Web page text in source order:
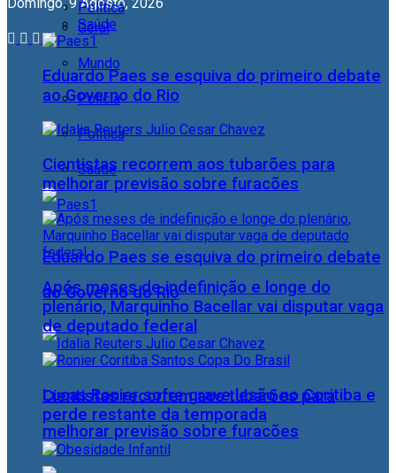
Geral
Mundo
Polícia
Política
Saúde
Eduardo Paes se esquiva do primeiro debate
ao Governo do Rio
Cientistas recorrem aos tubarões para
melhorar previsão sobre furacões
Política
Saúde
Eduardo Paes se esquiva do primeiro debate
ao Governo do Rio
Cientistas recorrem aos tubarões para
melhorar previsão sobre furacões
Após meses de indefinição e longe do
plenário, Marquinho Bacellar vai disputar vaga
de deputado federal
Lucas Ronier sofre grave lesão no Coritiba e
perde restante da temporada